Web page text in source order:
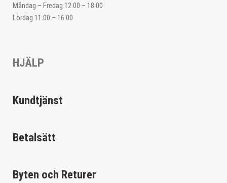
Måndag – Fredag 12.00 – 18.00
Lördag 11.00 – 16.00
HJÄLP
Kundtjänst
Betalsätt
Byten och Returer